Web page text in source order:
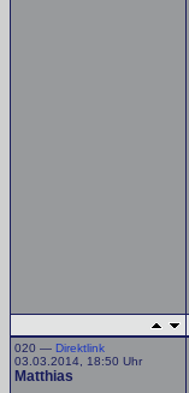
020 — Direktlink
03.03.2014, 18:50 Uhr
Matthias